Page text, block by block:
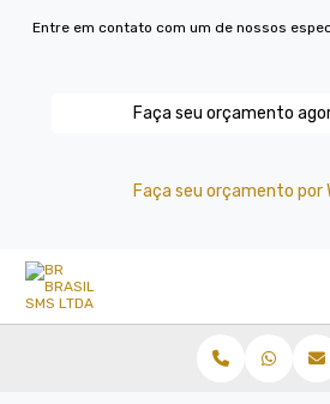
Entre em contato com um de nossos
Faça seu orçamento
Faça seu orçamento por